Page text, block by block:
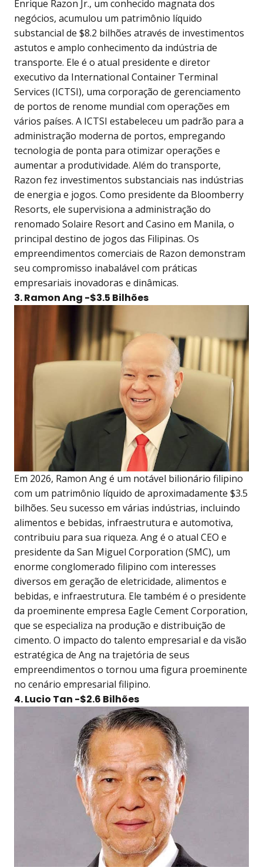
Enrique Razon Jr., um conhecido magnata dos
negócios, acumulou um patrimônio líquido
substancial de $8.2 bilhões através de investimentos
astutos e amplo conhecimento da indústria de
transporte. Ele é o atual presidente e diretor
executivo da International Container Terminal
Services (ICTSI), uma corporação de gerenciamento
de portos de renome mundial com operações em
vários países. A ICTSI estabeleceu um padrão para a
administração moderna de portos, empregando
tecnologia de ponta para otimizar operações e
aumentar a produtividade. Além do transporte,
Razon fez investimentos substanciais nas indústrias
de energia e jogos. Como presidente da Bloomberry
Resorts, ele supervisiona a administração do
renomado Solaire Resort and Casino em Manila, o
principal destino de jogos das Filipinas. Os
empreendimentos comerciais de Razon demonstram
seu compromisso inabalável com práticas
empresariais inovadoras e dinâmicas.
3. Ramon Ang -$3.5 Bilhões
Em 2026, Ramon Ang é um notável bilionário filipino
com um patrimônio líquido de aproximadamente $3.5
bilhões. Seu sucesso em várias indústrias, incluindo
alimentos e bebidas, infraestrutura e automotiva,
contribuiu para sua riqueza. Ang é o atual CEO e
presidente da San Miguel Corporation (SMC), um
enorme conglomerado filipino com interesses
diversos em geração de eletricidade, alimentos e
bebidas, e infraestrutura. Ele também é o presidente
da proeminente empresa Eagle Cement Corporation,
que se especializa na produção e distribuição de
cimento. O impacto do talento empresarial e da visão
estratégica de Ang na trajetória de seus
empreendimentos o tornou uma figura proeminente
no cenário empresarial filipino.
4. Lucio Tan -$2.6 Bilhões